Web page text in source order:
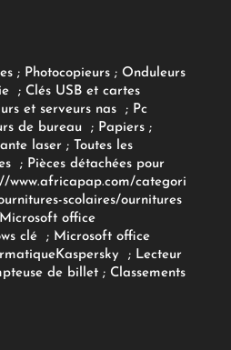
; Photocopieurs; Onduleurs
; Clés USB et cartes
et serveurs nas ; Pc
de bureau ; Papiers;
laser; Toutes les
; Pièces détachées pour
www.africapap.com/categori
scolaires/ournitures
office
clé; Microsoft office
Kaspersky ; Lecteur
de billet; Classements